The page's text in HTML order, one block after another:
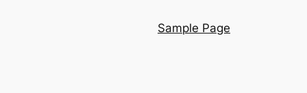
Sample Page